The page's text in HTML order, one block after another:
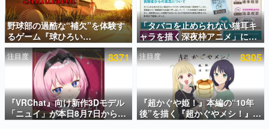
アプリセール情報
インタビュー
連載・特集一覧
殿堂入り記事
SNS拡散数が数千以上！ ページビュー数万以上！ などな
ど。多くの人々に読まれた、電ファミ渾身の“殿堂入り”記
事をまとめました。
野球部の過酷な“補欠”を体験す
るゲーム『球ひろい
Simulator』が「1件」のウィッ
シュリストをもとにチェコ語に
対応しSNSで話題に。『キング
ダム・カム』開発元やチェコの
プロ野球選手から称賛の声
「タバコを止められない猫耳キ
ャラを描く深夜枠アニメ」に視
聴者の一部から批判意見。違法
薬物の使用と思しき描写も含め
て、BPOが議論を交わす
注目度 8371
『VRChat』向け新作3Dモデル
「ニュイ」が本日8月7日から
BOOTHにて発売。瞳に光る星
注目度 8305
『超かぐや姫！』本編の“10年
後”を描く『超かぐやメシ！』
Web連載決定。新たなWebマン